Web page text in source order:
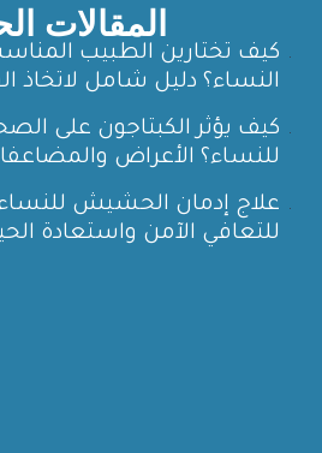
المقالات
كيف تختارين الطبيب
النساء؟ دليل شامل لاتخاذ
كيف يؤثر الكبتاجون على
للنساء؟ الأعراض
علاج إدمان الحشيش
للتعافي الآمن واستعادة